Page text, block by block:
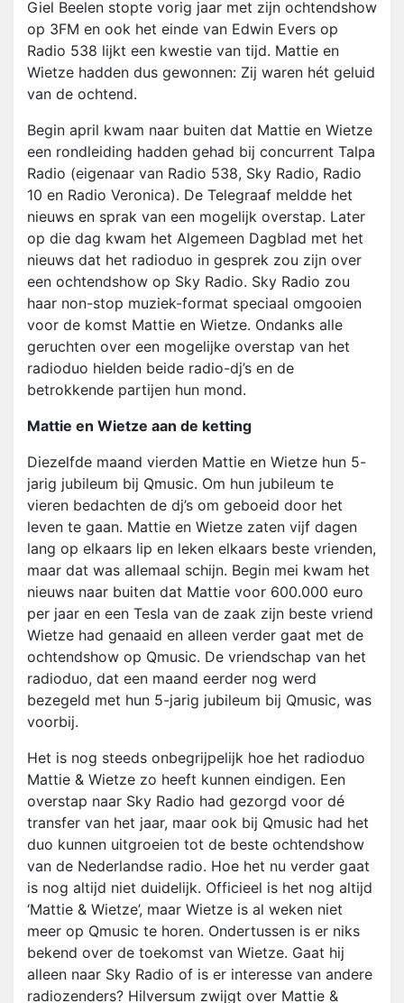
Giel Beelen stopte vorig jaar met zijn ochtendshow
op 3FM en ook het einde van Edwin Evers op
Radio 538 lijkt een kwestie van tijd. Mattie en
Wietze hadden dus gewonnen: Zij waren hét geluid
van de ochtend.
Begin april kwam naar buiten dat Mattie en Wietze
een rondleiding hadden gehad bij concurrent Talpa
Radio (eigenaar van Radio 538, Sky Radio, Radio
10 en Radio Veronica). De Telegraaf meldde het
nieuws en sprak van een mogelijk overstap. Later
op die dag kwam het Algemeen Dagblad met het
nieuws dat het radioduo in gesprek zou zijn over
een ochtendshow op Sky Radio. Sky Radio zou
haar non-stop muziek-format speciaal omgooien
voor de komst Mattie en Wietze. Ondanks alle
geruchten over een mogelijke overstap van het
radioduo hielden beide radio-dj’s en de
betrokkende partijen hun mond.
Mattie en Wietze aan de ketting
Diezelfde maand vierden Mattie en Wietze hun 5-
jarig jubileum bij Qmusic. Om hun jubileum te
vieren bedachten de dj’s om geboeid door het
leven te gaan. Mattie en Wietze zaten vijf dagen
lang op elkaars lip en leken elkaars beste vrienden,
maar dat was allemaal schijn. Begin mei kwam het
nieuws naar buiten dat Mattie voor 600.000 euro
per jaar en een Tesla van de zaak zijn beste vriend
Wietze had genaaid en alleen verder gaat met de
ochtendshow op Qmusic. De vriendschap van het
radioduo, dat een maand eerder nog werd
bezegeld met hun 5-jarig jubileum bij Qmusic, was
voorbij.
Het is nog steeds onbegrijpelijk hoe het radioduo
Mattie & Wietze zo heeft kunnen eindigen. Een
overstap naar Sky Radio had gezorgd voor dé
transfer van het jaar, maar ook bij Qmusic had het
duo kunnen uitgroeien tot de beste ochtendshow
van de Nederlandse radio. Hoe het nu verder gaat
is nog altijd niet duidelijk. Officieel is het nog altijd
‘Mattie & Wietze’, maar Wietze is al weken niet
meer op Qmusic te horen. Ondertussen is er niks
bekend over de toekomst van Wietze. Gaat hij
alleen naar Sky Radio of is er interesse van andere
radiozenders? Hilversum zwijgt over Mattie &